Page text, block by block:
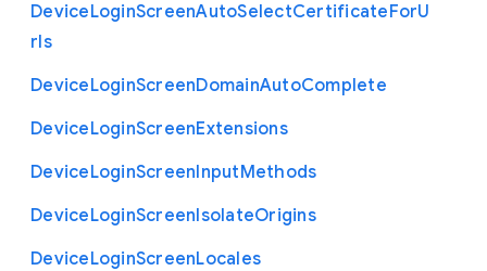
DeviceLoginScreenAutoSelectCertificateForU
rls
DeviceLoginScreenDomainAutoComplete
DeviceLoginScreenExtensions
DeviceLoginScreenInputMethods
DeviceLoginScreenIsolateOrigins
DeviceLoginScreenLocales